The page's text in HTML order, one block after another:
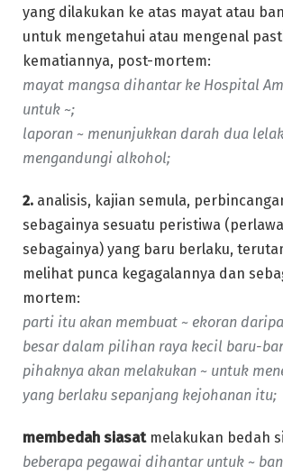
yang dilakukan ke atas mayat atau
untuk mengetahui atau mengenal
kematiannya, post-mortem:
mayat mangsa dihantar ke Hospital
untuk ~;
laporan ~ menunjukkan darah dua
mengandungi alkohol;
2. analisis, kajian semula,
sebagainya sesuatu peristiwa
sebagainya) yang baru berlaku,
melihat punca kegagalannya dan
mortem:
parti itu akan membuat ~ ekoran
besar dalam pilihan raya kecil baru-
pihaknya akan melakukan ~ untuk
yang berlaku sepanjang kejohanan itu;
membedah siasatmelakukan bedah
beberapa pegawai dihantar untuk ~